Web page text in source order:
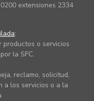
extensiones 2334
:
productos o servicios
la SFC.
reclamo, solicitud,
a los servicios o a la